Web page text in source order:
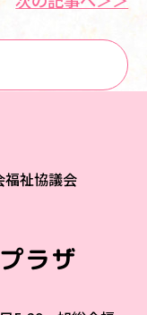
福祉協議会
ラザ